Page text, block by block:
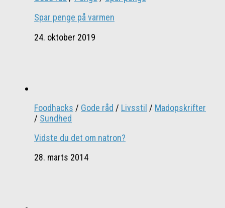
Spar penge på varmen
24. oktober 2019
Foodhacks / Gode råd / Livsstil / Madopskrifter
/ Sundhed
Vidste du det om natron?
28. marts 2014